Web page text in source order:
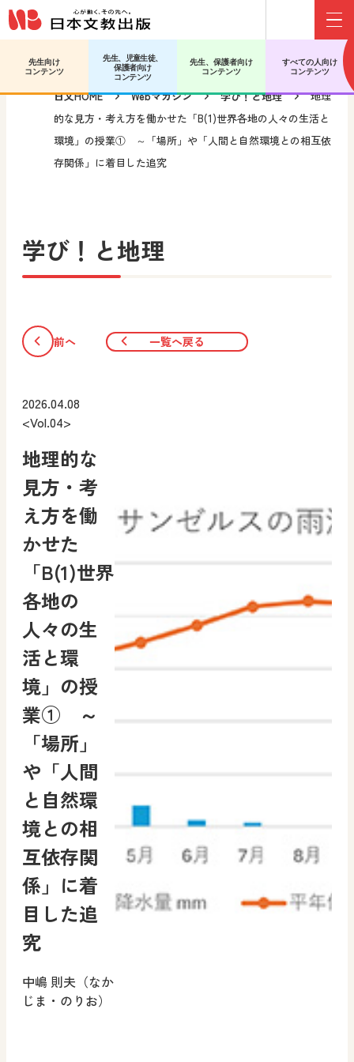
メインコンテンツへ移動
先生向け
コンテンツ
先生、児童生徒、
保護者向け
コンテンツ
先生、保護者向け
コンテンツ
すべての人向け
コンテンツ
日文HOME Webマガジン 学び！と地理
地理
的な見方・考え方を働かせた「B(1)世界各地の人々の生活と
環境」の授業① ～「場所」や「人間と自然環境との相互依
存関係」に着目した追究
学び！と地理
前へ 一覧へ戻る
2026.04.08
<Vol.04>
地理的な
見方・考
え方を働
かせた
「B(1)世界
各地の
人々の生
活と環
境」の授
業① ～
「場所」
や「人間
と自然環
境との相
互依存関
係」に着
目した追
究
中嶋 則夫（なか
じま・のりお）